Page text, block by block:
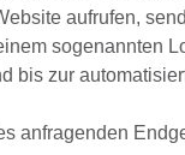
aufrufen,
sogenannten
bis zur
anfragenden